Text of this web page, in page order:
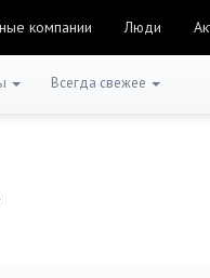
компании Люди
Всегда свежее